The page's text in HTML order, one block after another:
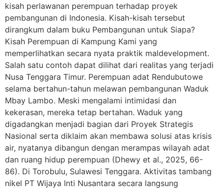
kisah perlawanan perempuan terhadap proyek
pembangunan di Indonesia. Kisah-kisah tersebut
dirangkum dalam buku Pembangunan untuk Siapa?
Kisah Perempuan di Kampung Kami yang
memperlihatkan secara nyata praktik maldevelopment.
Salah satu contoh dapat dilihat dari realitas yang terjadi
Nusa Tenggara Timur. Perempuan adat Rendubutowe
selama bertahun-tahun melawan pembangunan Waduk
Mbay Lambo. Meski mengalami intimidasi dan
kekerasan, mereka tetap bertahan. Waduk yang
digadangkan menjadi bagian dari Proyek Strategis
Nasional serta diklaim akan membawa solusi atas krisis
air, nyatanya dibangun dengan merampas wilayah adat
dan ruang hidup perempuan (Dhewy et al., 2025, 66-
86). Di Torobulu, Sulawesi Tenggara. Aktivitas tambang
nikel PT Wijaya Inti Nusantara secara langsung